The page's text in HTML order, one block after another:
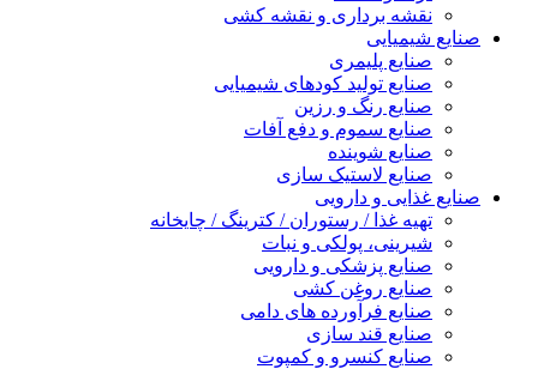
نقشه برداری و نقشه کشی
صنایع شیمیایی
صنایع پلیمری
صنایع تولید کودهای شیمیایی
صنایع رنگ و رزین
صنایع سموم و دفع آفات
صنایع شوینده
صنایع لاستیک سازی
صنایع غذایی و دارویی
تهیه غذا / رستوران / کترینگ / چایخانه
شیرینی، پولکی و نبات
صنایع پزشکی و دارویی
صنایع روغن کشی
صنایع فرآورده های دامی
صنایع قند سازی
صنایع کنسرو و کمپوت